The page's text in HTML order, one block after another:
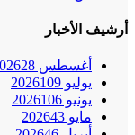
أرشيف الأخبار
أغسطس 2026 28
يوليو 2026 109
يونيو 2026 106
مايو 2026 43